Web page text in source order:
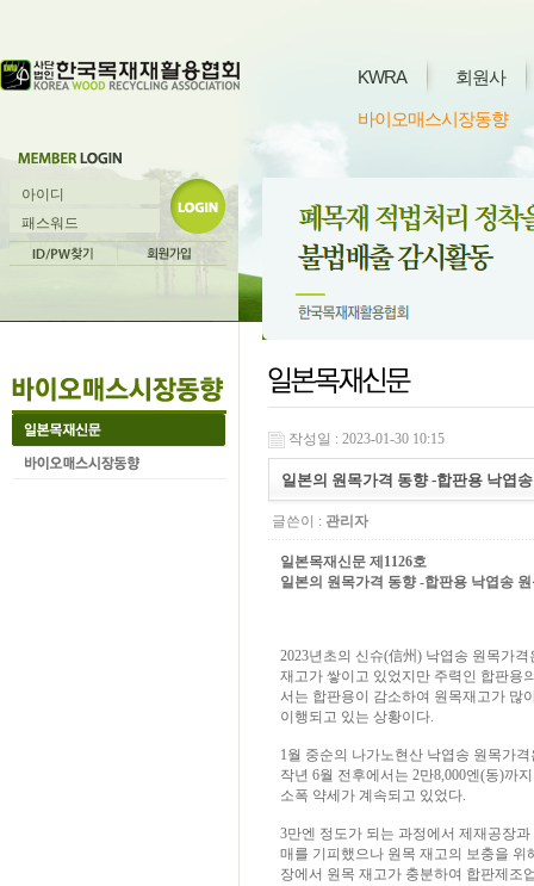
KWRA 회원사
바이오매스시장동향
작성일 : 2023-01-30 10:15
일본의 원목가격 동향 -합판용 낙엽
글쓴이 : 관리자
일본목재신문 제1126호
일본의 원목가격 동향 -합판용 낙엽송 원
2023년초의 신슈(信州) 낙엽송 원목가
재고가 쌓이고 있었지만 주력인 합판용
서는 합판용이 감소하여 원목재고가 많
이행되고 있는 상황이다.
1월 중순의 나가노현산 낙엽송 원목가
작년 6월 전후에서는 2만8,000엔(동)까
소폭 약세가 계속되고 있었다.
3만엔 정도가 되는 과정에서 제재공장
매를 기피했으나 원목 재고의 보충을
장에서 원목 재고가 충분하여 합판제조